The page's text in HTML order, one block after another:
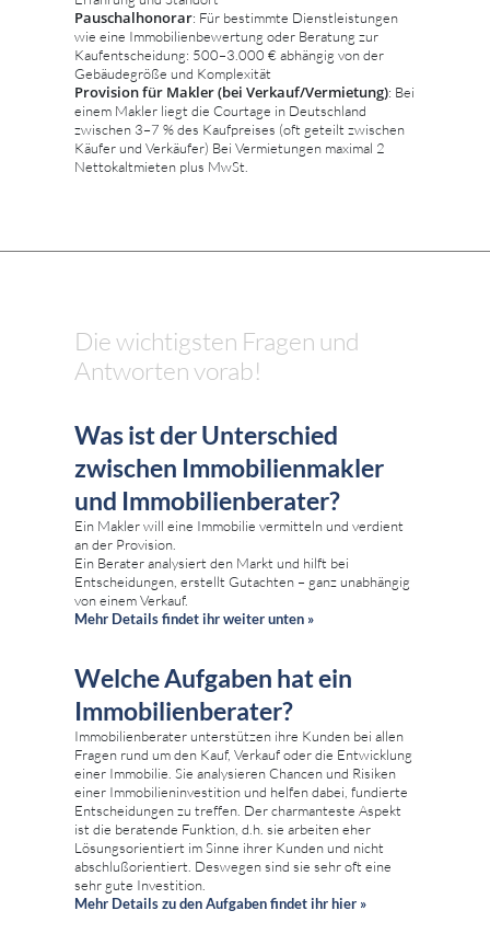
Pauschalhonorar: Für bestimmte Dienstleistungen
wie eine Immobilienbewertung oder Beratung zur
Kaufentscheidung: 500–3.000 € abhängig von der
Gebäudegröße und Komplexität
Provision für Makler (bei Verkauf/Vermietung): Bei
einem Makler liegt die Courtage in Deutschland
zwischen 3–7 % des Kaufpreises (oft geteilt zwischen
Käufer und Verkäufer) Bei Vermietungen maximal 2
Nettokaltmieten plus MwSt.
Die wichtigsten Fragen und
Antworten vorab!
Was ist der Unterschied
zwischen Immobilienmakler
und Immobilienberater?
Ein Makler will eine Immobilie vermitteln und verdient
an der Provision.
Ein Berater analysiert den Markt und hilft bei
Entscheidungen, erstellt Gutachten – ganz unabhängig
von einem Verkauf.
Mehr Details findet ihr weiter unten »
Welche Aufgaben hat ein
Immobilienberater?
Immobilienberater unterstützen ihre Kunden bei allen
Fragen rund um den Kauf, Verkauf oder die Entwicklung
einer Immobilie. Sie analysieren Chancen und Risiken
einer Immobilieninvestition und helfen dabei, fundierte
Entscheidungen zu treffen. Der charmanteste Aspekt
ist die beratende Funktion, d.h. sie arbeiten eher
Lösungsorientiert im Sinne ihrer Kunden und nicht
abschlußorientiert. Deswegen sind sie sehr oft eine
sehr gute Investition.
Mehr Details zu den Aufgaben findet ihr hier »